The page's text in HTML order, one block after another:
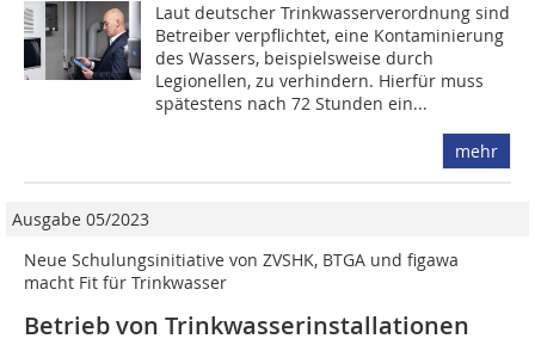
Laut deutscher Trinkwasserverordnung sind
Betreiber verpflichtet, eine Kontaminierung
des Wassers, beispielsweise durch
Legionellen, zu verhindern. Hierfür muss
spätestens nach 72 Stunden ein...
mehr
Ausgabe 05/2023
Neue Schulungsinitiative von ZVSHK, BTGA und figawa
macht Fit für Trinkwasser
Betrieb von Trinkwasserinstallationen